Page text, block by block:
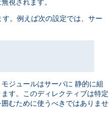
視されます。
。例えば次の設定では、サー
ジュールはサーバに 静的に組
す。このディレクティブは特定
むために使うべきではありませ